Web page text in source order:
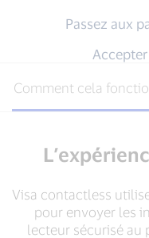
Passez aux
Comment cela
Visa contactless
pour envoyer les
lecteur sécurisé au